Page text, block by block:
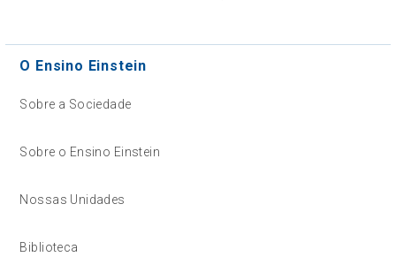
O Ensino Einstein
Sobre a Sociedade
Sobre o Ensino Einstein
Nossas Unidades
Biblioteca